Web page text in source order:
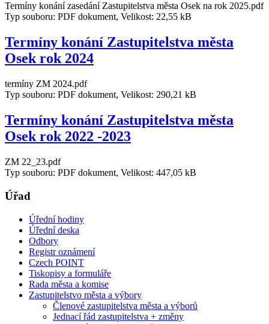
Termíny konání zasedání Zastupitelstva města Osek na rok 2025.pdf
Typ souboru: PDF dokument, Velikost: 22,55 kB
Termíny konání Zastupitelstva města
Osek rok 2024
termíny ZM 2024.pdf
Typ souboru: PDF dokument, Velikost: 290,21 kB
Termíny konání Zastupitelstva města
Osek rok 2022 -2023
ZM 22_23.pdf
Typ souboru: PDF dokument, Velikost: 447,05 kB
Úřad
Úřední hodiny
Úřední deska
Odbory
Registr oznámení
Czech POINT
Tiskopisy a formuláře
Rada města a komise
Zastupitelstvo města a výbory
Členové zastupitelstva města a výborů
Jednací řád zastupitelstva + změny